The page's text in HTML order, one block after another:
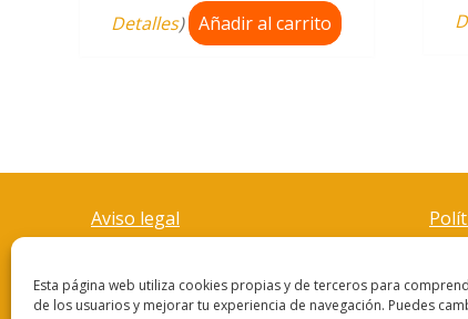
Esta página web utiliza cookies propias y de terceros para
de los usuarios y mejorar tu experiencia de navegación. Puedes
Detalles) Añadir al carrito
Aviso legal